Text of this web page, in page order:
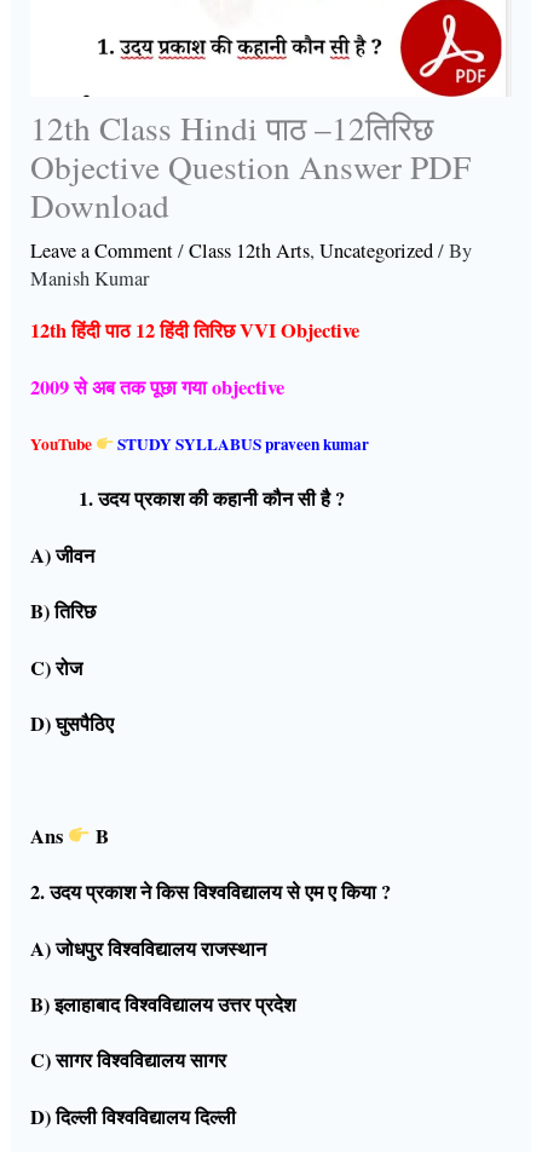
12th Class Hindi पाठ –12तिरिछ
Objective Question Answer PDF
Download
Leave a Comment/Class 12th Arts,Uncategorized/ By
Manish Kumar
12th हिंदी पाठ 12 हिंदी तिरिछ VVI Objective
2009 से अब तक पूछा गया objective
YouTube STUDY SYLLABUS praveen kumar
1. उदय प्रकाश की कहानी कौन सी है ?
A) जीवन
B) तिरिछ
C) रोज
D) घुसपैठिए
Ans
B
2. उदय प्रकाश ने किस विश्वविद्यालय से एम ए किया ?
A) जोधपुर विश्वविद्यालय राजस्थान
B) इलाहाबाद विश्वविद्यालय उत्तर प्रदेश
C) सागर विश्वविद्यालय सागर
D) दिल्ली विश्वविद्यालय दिल्ली